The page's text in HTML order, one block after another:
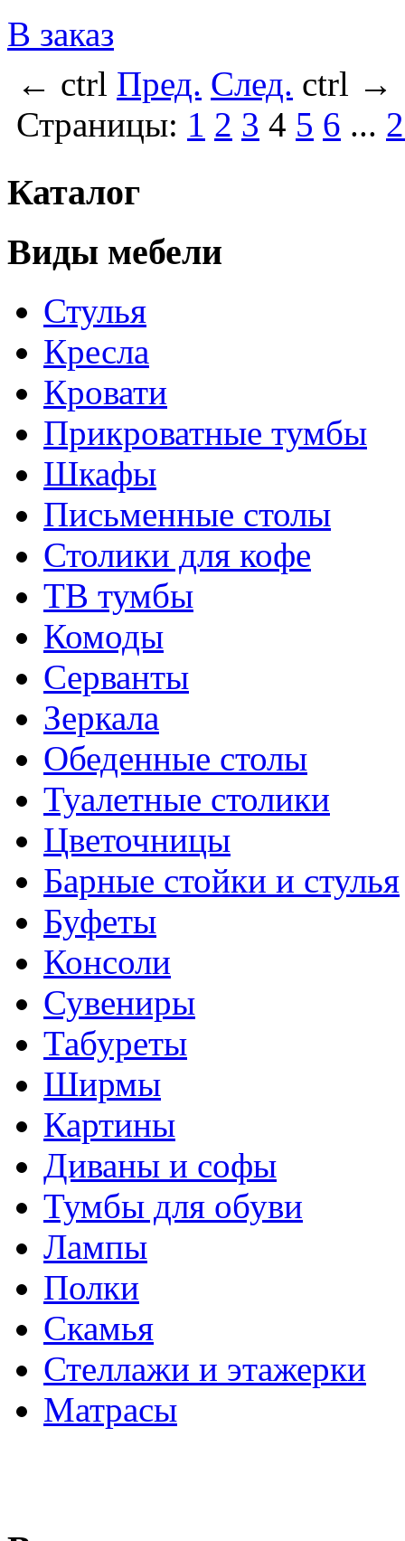
В заказ
← ctrl Пред. След. ctrl →
Страницы: 1 2 3 4 5 6 ...
Каталог
Виды мебели
Стулья
Кресла
Кровати
Прикроватные тумбы
Шкафы
Письменные столы
Столики для кофе
ТВ тумбы
Комоды
Серванты
Зеркала
Обеденные столы
Туалетные столики
Цветочницы
Барные стойки и стулья
Буфеты
Консоли
Сувениры
Табуреты
Ширмы
Картины
Диваны и софы
Тумбы для обуви
Лампы
Полки
Скамья
Стеллажи и этажерки
Матрасы